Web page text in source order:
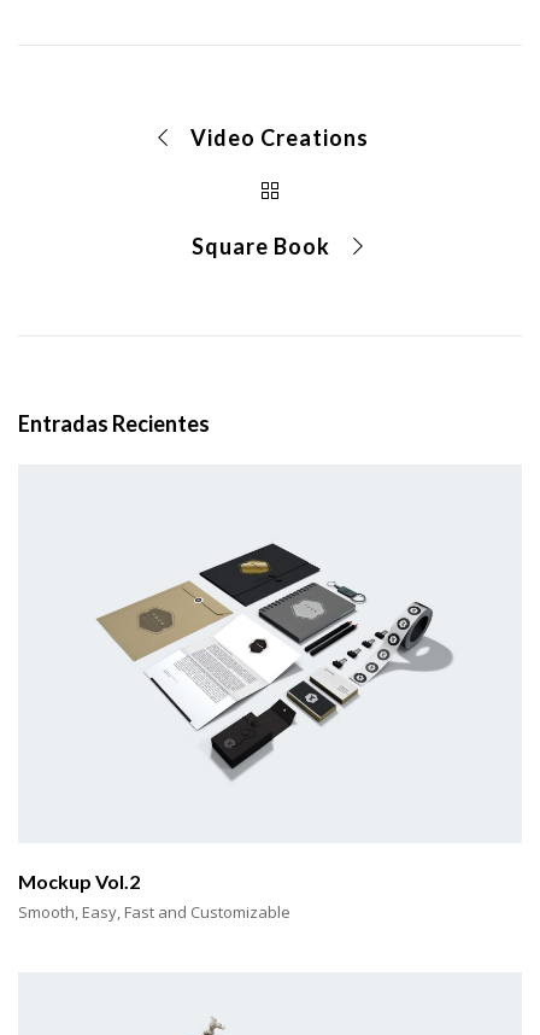
Video Creations
Square Book
Entradas Recientes
Mockup Vol.2
Smooth, Easy, Fast and Customizable